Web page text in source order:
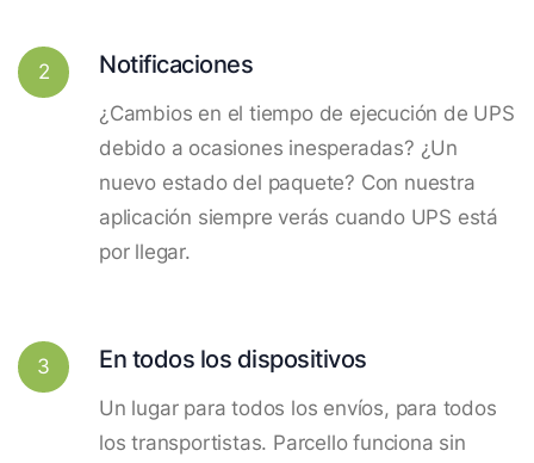
2 Notificaciones
¿Cambios en el tiempo de ejecución de UPS
debido a ocasiones inesperadas? ¿Un
nuevo estado del paquete? Con nuestra
aplicación siempre verás cuando UPS está
por llegar.
3 En todos los dispositivos
Un lugar para todos los envíos, para todos
los transportistas. Parcello funciona sin